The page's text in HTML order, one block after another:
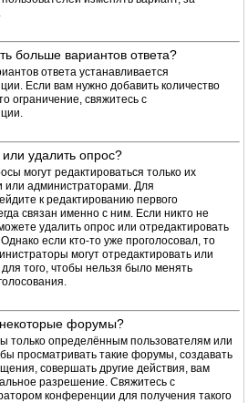
больше вариантов ответа?
ответа устанавливается
Если вам нужно добавить количество
ограничение, свяжитесь с
удалить опрос?
могут редактироваться только их
или администраторами. Для
к редактированию первого
связан именно с ним. Если никто не
удалить опрос или отредактировать
если кто-то уже проголосовал, то
могут отредактировать или
того, чтобы нельзя было менять
форумы?
только определённым пользователям или
просматривать такие форумы, создавать
совершать другие действия, вам
разрешение. Свяжитесь с
конференции для получения такого